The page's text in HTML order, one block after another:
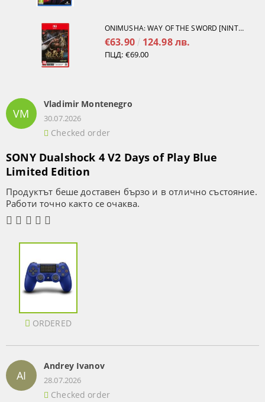
ONIMUSHA: WAY OF THE SWORD [NINTENDO SWITCH 2]
€63.90 124.98 лв.
ПЦД: €69.00
VM
Vladimir Montenegro
30.07.2026
Checked order
SONY Dualshock 4 V2 Days of Play Blue
Limited Edition
Продуктът беше доставен бързо и в отлично състояние.
Работи точно както се очаква.
ORDERED
AI
Andrey Ivanov
28.07.2026
Checked order